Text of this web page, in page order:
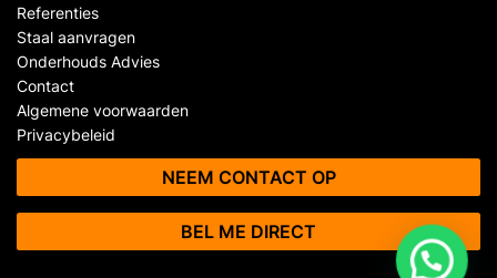
Referenties
Staal aanvragen
Onderhouds Advies
Contact
Algemene voorwaarden
Privacybeleid
NEEM CONTACT OP
BEL ME DIRECT